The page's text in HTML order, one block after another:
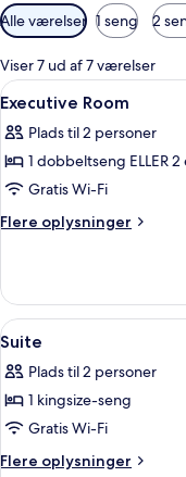
Tilgængelige
filtre
for
værelser
Alle værelser 1 seng 2
Viser 7 ud af 7 værelser
Indlæs
alle
billeder
af
Executive
Room
5
Executive Room
Plads til 2 personer
1 dobbeltseng ELLER
Gratis Wi-Fi
Flere oplysninger
Flere
Room
Indlæs
alle
billeder
af
Suite
6
Suite
Plads til 2 personer
1 kingsize-seng
Gratis Wi-Fi
Flere oplysninger
Flere